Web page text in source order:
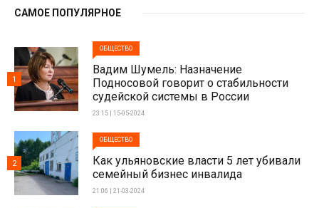
САМОЕ ПОПУЛЯРНОЕ
ОБЩЕСТВО
Вадим Шумель: Назначение
Подносовой говорит о стабильности
судейской системы в России
23:15 | 15-05-2024
1
ОБЩЕСТВО
Как ульяновские власти 5 лет убивали
семейный бизнес инвалида
21:06 | 21-03-2024
2